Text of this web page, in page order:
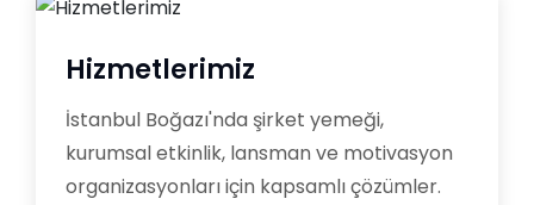
Hizmetlerimiz
İstanbul Boğazı'nda şirket yemeği,
kurumsal etkinlik, lansman ve motivasyon
organizasyonları için kapsamlı çözümler.